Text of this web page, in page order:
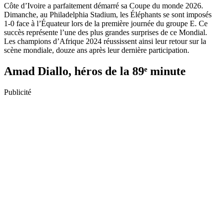
Côte d’Ivoire a parfaitement démarré sa Coupe du monde 2026.
Dimanche, au Philadelphia Stadium, les Éléphants se sont imposés
1-0 face à l’Équateur lors de la première journée du groupe E. Ce
succès représente l’une des plus grandes surprises de ce Mondial.
Les champions d’Afrique 2024 réussissent ainsi leur retour sur la
scène mondiale, douze ans après leur dernière participation.
Amad Diallo, héros de la 89ᵉ minute
Publicité